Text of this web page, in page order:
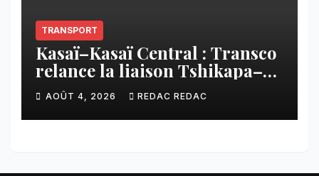
TRANSPORT
Kasaï–Kasaï Central : Transco
relance la liaison Tshikapa–
Tshiamu pour faciliter les
échanges
AOÛT 4, 2026 REDAC REDAC